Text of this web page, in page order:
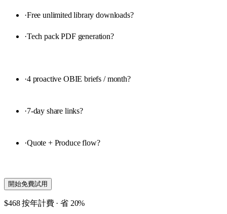
·Free unlimited library downloads?
·Tech pack PDF generation?
·4 proactive OBIE briefs / month?
·7-day share links?
·Quote + Produce flow?
開始免費試用
$468 按年計費 · 省 20%